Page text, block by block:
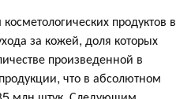
продуктов в
за кожей, доля которых
произведенной в
что в абсолютном